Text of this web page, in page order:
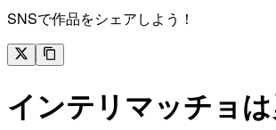
SNSで作品をシェアしよう！
インテリマッチョ